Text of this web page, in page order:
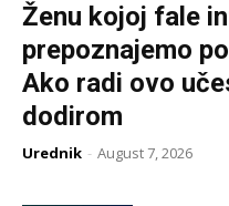
Ženu kojoj fale
prepoznajemo
Ako radi ovo
dodirom
Urednik - August 7, 2026